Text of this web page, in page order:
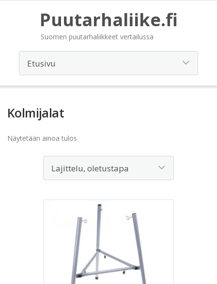
Puutarhaliike.fi
Suomen puutarhaliikkeet vertailussa
Kolmijalat
Näytetään ainoa tulos